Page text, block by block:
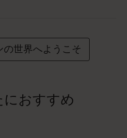
の世界へようこそ
おすすめ